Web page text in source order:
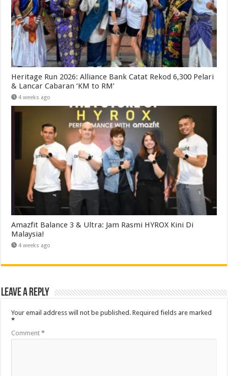
Heritage Run 2026: Alliance Bank Catat Rekod 6,300 Pelari
& Lancar Cabaran ‘KM to RM’
4 weeks ago
Amazfit Balance 3 & Ultra: Jam Rasmi HYROX Kini Di
Malaysia!
4 weeks ago
Leave a Reply
Your email address will not be published. Required fields are marked
*
Comment*